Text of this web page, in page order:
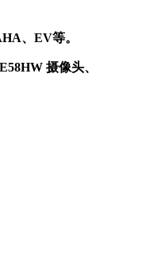
、EV等。
摄像头、